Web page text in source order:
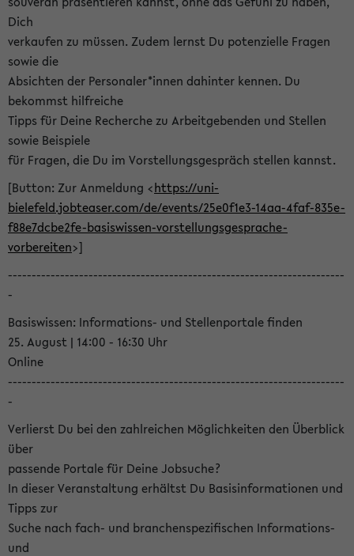
Dich
verkaufen zu müssen. Zudem lernst Du potenzielle Fragen
sowie die
Absichten der Personaler*innen dahinter kennen. Du
bekommst hilfreiche
Tipps für Deine Recherche zu Arbeitgebenden und Stellen
sowie Beispiele
für Fragen, die Du im Vorstellungsgespräch stellen kannst.
[Button: Zur Anmeldung <https://uni-
bielefeld.jobteaser.com/de/events/25e0f1e3-14aa-4faf-835e-
f88e7dcbe2fe-basiswissen-vorstellungsgesprache-
vorbereiten>]
-----------------------------------------------------------------------
-
Basiswissen: Informations- und Stellenportale finden
25. August | 14:00 - 16:30 Uhr
Online
-----------------------------------------------------------------------
-
Verlierst Du bei den zahlreichen Möglichkeiten den Überblick
über
passende Portale für Deine Jobsuche?
In dieser Veranstaltung erhältst Du Basisinformationen und
Tipps zur
Suche nach fach- und branchenspezifischen Informations-
und